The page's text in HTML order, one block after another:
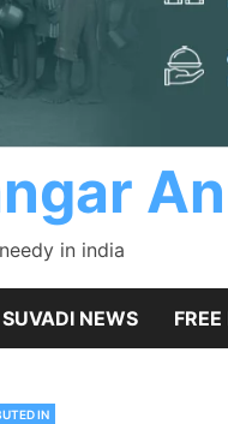
in india
NEWS
IN